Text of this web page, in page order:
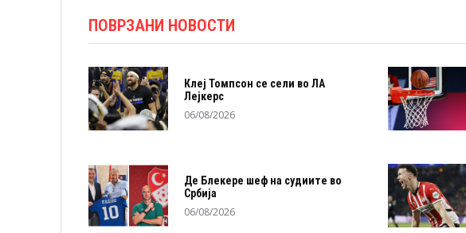
ПОВРЗАНИ НОВОСТИ
Клеј Томпсон се сели во ЛА
Лејкерс
06/08/2026
Де Блекере шеф на судиите во
Србија
06/08/2026